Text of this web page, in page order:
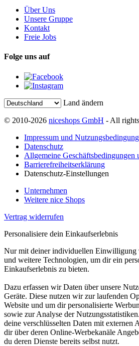
Über Uns
Unsere Gruppe
Kontakt
Freie Jobs
Folge uns auf
Land ändern
© 2010-2026 niceshops GmbH - All
Impressum und
Datenschutz
Allgemeine Geschäftsbedingungen
Barrierefreiheitserklärung
Datenschutz-Einstellungen
Unternehmen
Weitere nice Shops
Vertrag widerrufen
Personalisiere dein Einkaufserlebnis
Nur mit deiner individuellen Einwilligung
und weitere Technologien, um dir ein
Einkaufserlebnis zu bieten.
Dazu erfassen wir Daten über unsere
Geräte. Diese nutzen wir zur laufenden
Website und um dir personalisierte
sowie zur Analyse der
deine verschlüsselten Daten mit externen
dir über deren Online-Werbekanäle
du deren Dienste bereits selbst nutzt.